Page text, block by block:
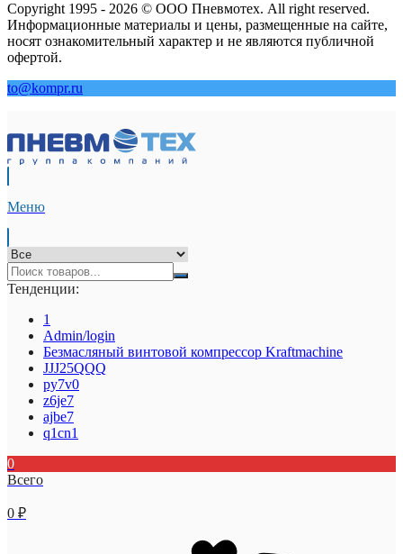
Copyright 1995 - 2026 © ООО Пневмотех. All right reserved.
Информационные материалы и цены, размещенные на сайте,
носят ознакомительный характер и не являются публичной
офертой.
to@kompr.ru
Меню
Тенденции:
1
Admin/login
Безмасляный винтовой компрессор Kraftmaсhine
JJJ25QQQ
py7v0
z6je7
ajbe7
q1cn1
0
Всего
0 ₽